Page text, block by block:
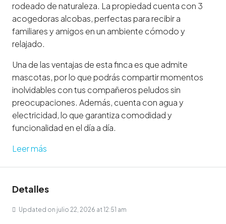
rodeado de naturaleza. La propiedad cuenta con 3
acogedoras alcobas, perfectas para recibir a
familiares y amigos en un ambiente cómodo y
relajado.
Una de las ventajas de esta finca es que admite
mascotas, por lo que podrás compartir momentos
inolvidables con tus compañeros peludos sin
preocupaciones. Además, cuenta con agua y
electricidad, lo que garantiza comodidad y
funcionalidad en el día a día.
Leer más
Detalles
Updated on julio 22, 2026 at 12:51 am